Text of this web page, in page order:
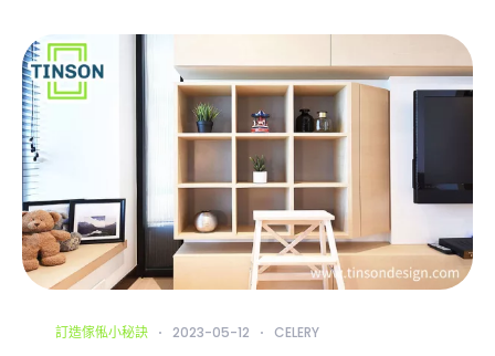
訂造傢俬小秘訣 2023-05-12 CELERY